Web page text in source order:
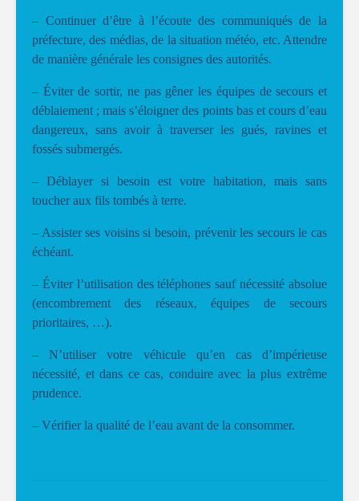
– Continuer d’être à l’écoute des communiqués de la
préfecture, des médias, de la situation météo, etc. Attendre
de manière générale les consignes des autorités.
– Éviter de sortir, ne pas gêner les équipes de secours et
déblaiement ; mais s’éloigner des points bas et cours d’eau
dangereux, sans avoir à traverser les gués, ravines et
fossés submergés.
– Déblayer si besoin est votre habitation, mais sans
toucher aux fils tombés à terre.
– Assister ses voisins si besoin, prévenir les secours le cas
échéant.
– Éviter l’utilisation des téléphones sauf nécessité absolue
(encombrement des réseaux, équipes de secours
prioritaires, …).
– N’utiliser votre véhicule qu’en cas d’impérieuse
nécessité, et dans ce cas, conduire avec la plus extrême
prudence.
– Vérifier la qualité de l’eau avant de la consommer.